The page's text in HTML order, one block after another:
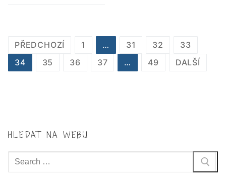
STRÁNKOVÁNÍ
PŘÍSPĚVKŮ
PŘEDCHOZÍ 1 … 31 32
33
34
35 36 37 … 49 DALŠÍ
HLEDAT NA WEBU
Hledat: